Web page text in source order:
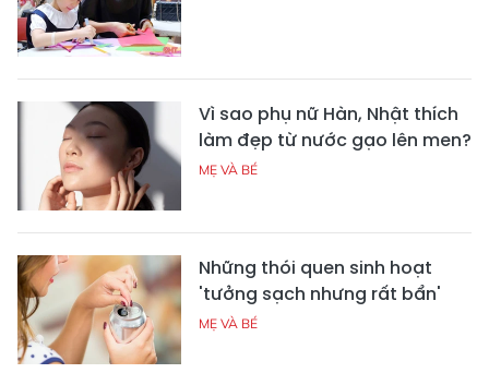
Vì sao phụ nữ Hàn, Nhật thích
làm đẹp từ nước gạo lên men?
MẸ VÀ BÉ
Những thói quen sinh hoạt
'tưởng sạch nhưng rất bẩn'
MẸ VÀ BÉ